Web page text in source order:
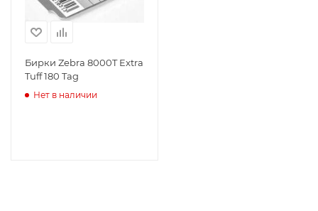
Бирки Zebra 8000T Extra
Tuff 180 Tag
Нет в наличии